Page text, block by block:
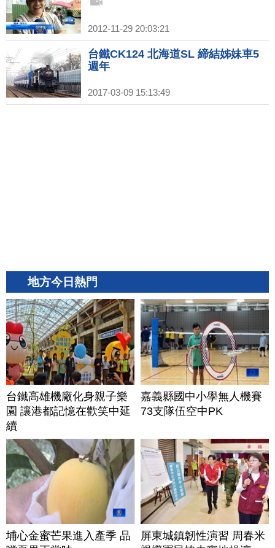
2012-11-29 20:03:21
台鐵CK124 北海道SL 締結姊妹車5
週年
2017-03-09 15:13:49
地方今日熱門
台鐵高雄機廠化身親子樂
園 讓港都記憶在歡笑中延
續
嘉義縣國中小學無人機賽
73支隊伍空中PK
埔心金蜜芒果進入產季 品
屏東城鎮韌性演習 周春米